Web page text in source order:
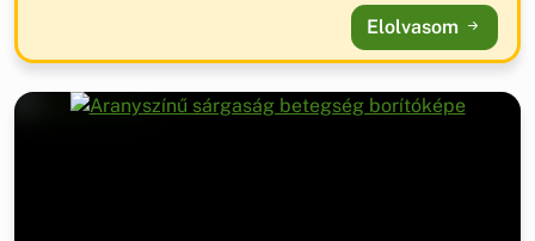
Elolvasom